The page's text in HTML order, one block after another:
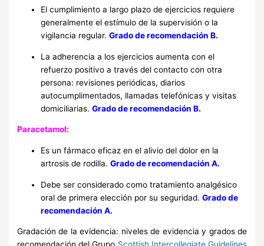
El cumplimiento a largo plazo de ejercicios requiere
generalmente el estímulo de la supervisión o la
vigilancia regular.Grado de recomendación B.
La adherencia a los ejercicios aumenta con el
refuerzo positivo a través del contacto con otra
persona: revisiones periódicas, diarios
autocumplimentados, llamadas telefónicas y visitas
domiciliarias.Grado de recomendación B.
Paracetamol:
Es un fármaco eficaz en el alivio del dolor en la
artrosis de rodilla.Grado de recomendación A.
Debe ser considerado como tratamiento analgésico
oral de primera elección por su seguridad.Grado de
recomendación A.
Gradación de la evidencia: niveles de evidencia y grados de